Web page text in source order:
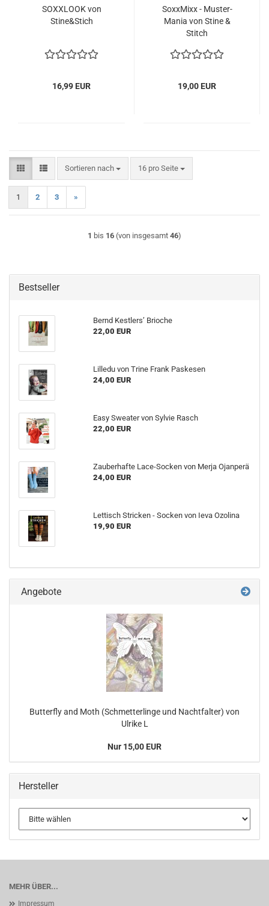
SOXXLOOK von
Stine&Stich
16,99 EUR
SoxxMixx - Muster-
Mania von Stine &
Stitch
19,00 EUR
Sortieren nach
Sortieren nach 16 pro Seite
pro Seite
1 2 3 »
1 bis 16 (von insgesamt 46)
Bestseller
Bernd Kestlers’ Brioche
22,00 EUR
Lilledu von Trine Frank Paskesen
24,00 EUR
Easy Sweater von Sylvie Rasch
22,00 EUR
Zauberhafte Lace-Socken von Merja Ojanperä
24,00 EUR
Lettisch Stricken - Socken von Ieva Ozolina
19,90 EUR
Angebote
Butterfly and Moth (Schmetterlinge und Nachtfalter) von
Ulrike L
Nur 15,00 EUR
Hersteller
MEHR ÜBER...
Impressum